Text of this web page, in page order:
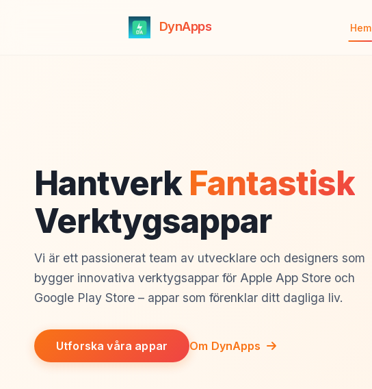
DynApps Hem
Hantverk Fantastisk
Verktygsappar
Vi är ett passionerat team av utvecklare och designers som
bygger innovativa verktygsappar för Apple App Store och
Google Play Store – appar som förenklar ditt dagliga liv.
Utforska våra appar Om DynApps